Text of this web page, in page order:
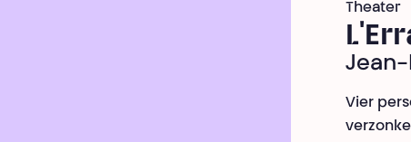
Theater
Jean-
Vier